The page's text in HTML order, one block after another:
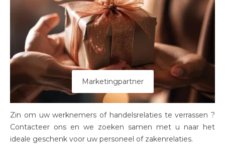
Marketingpartner
Zin om uw werknemers of handelsrelaties te verrassen ?
Contacteer ons en we zoeken samen met u naar het
ideale geschenk voor uw personeel of zakenrelaties.